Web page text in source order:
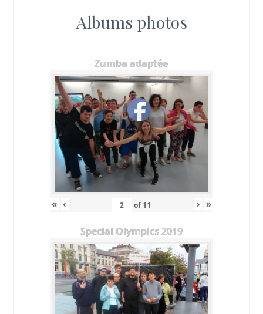
Albums photos
Zumba adaptée
« ‹ of 11 › »
Special Olympics 2019